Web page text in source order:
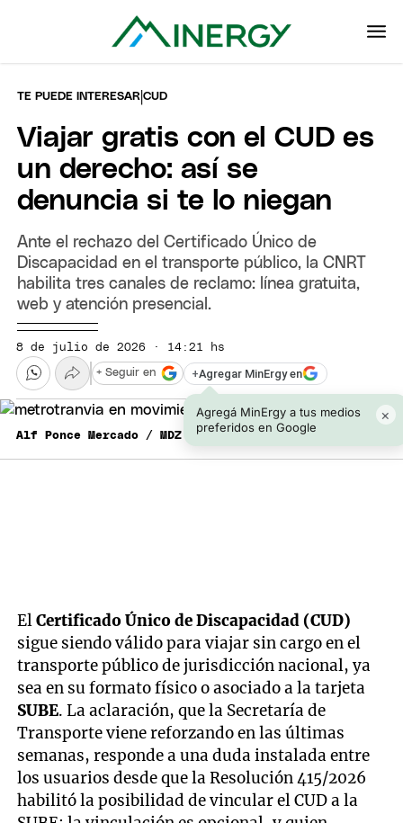
TE PUEDE INTERESAR |CUD
Viajar gratis con el CUD es
un derecho: así se
denuncia si te lo niegan
Ante el rechazo del Certificado Único de
Discapacidad en el transporte público, la CNRT
habilita tres canales de reclamo: línea gratuita,
web y atención presencial.
8 de julio de 2026 · 14:21 hs
+Agregar MinErgy en
Agregá MinErgy a tus medios
preferidos en Google
×
+ Seguir en
Alf Ponce Mercado / MDZ
ElCertificado Único de Discapacidad (CUD)
sigue siendo válido para viajar sin cargo en el
transporte público de jurisdicción nacional, ya
sea en su formato físico o asociado a la tarjeta
SUBE. La aclaración, que la Secretaría de
Transporte viene reforzando en las últimas
semanas, responde a una duda instalada entre
los usuarios desde que la Resolución 415/2026
habilitó la posibilidad de vincular el CUD a la